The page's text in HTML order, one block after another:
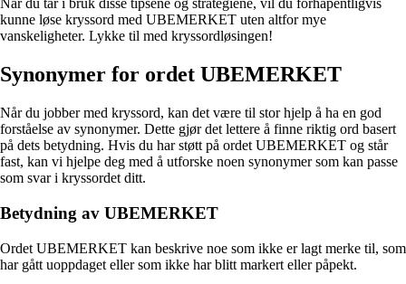
Når du tar i bruk disse tipsene og strategiene, vil du forhåpentligvis
kunne løse kryssord med UBEMERKET uten altfor mye
vanskeligheter. Lykke til med kryssordløsingen!
Synonymer for ordet UBEMERKET
Når du jobber med kryssord, kan det være til stor hjelp å ha en god
forståelse av synonymer. Dette gjør det lettere å finne riktig ord basert
på dets betydning. Hvis du har støtt på ordet UBEMERKET og står
fast, kan vi hjelpe deg med å utforske noen synonymer som kan passe
som svar i kryssordet ditt.
Betydning av UBEMERKET
Ordet UBEMERKET kan beskrive noe som ikke er lagt merke til, som
har gått uoppdaget eller som ikke har blitt markert eller påpekt.